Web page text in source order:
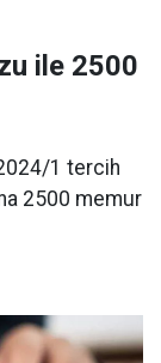
ile 2500
1 tercih
2500 memur